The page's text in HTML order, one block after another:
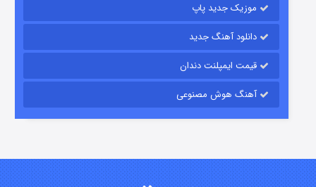
قسمت۷ (زیرنویس) منتشر شد
موزیک جدید پاپ
دانلود آهنگ جدید
قیمت ایمپلنت دندان
آهنگ هوش مصنوعی